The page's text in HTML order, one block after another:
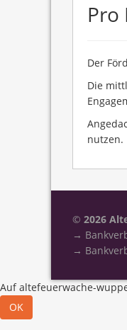
Pro
Der
Die
nutzen.
© 2026
→
→
Auf altefeuerwache-
OK